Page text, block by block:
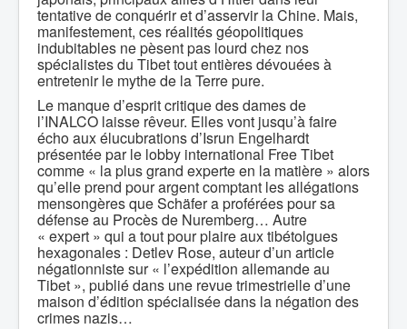
tentative de conquérir et d’asservir la Chine. Mais,
manifestement, ces réalités géopolitiques
indubitables ne pèsent pas lourd chez nos
spécialistes du Tibet tout entières dévouées à
entretenir le mythe de la Terre pure.
Le manque d’esprit critique des dames de
l’INALCO laisse rêveur. Elles vont jusqu’à faire
écho aux élucubrations d’Isrun Engelhardt
présentée par le lobby international Free Tibet
comme « la plus grand experte en la matière » alors
qu’elle prend pour argent comptant les allégations
mensongères que Schäfer a proférées pour sa
défense au Procès de Nuremberg… Autre
« expert » qui a tout pour plaire aux tibétolgues
hexagonales : Detlev Rose, auteur d’un article
négationniste sur « l’expédition allemande au
Tibet », publié dans une revue trimestrielle d’une
maison d’édition spécialisée dans la négation des
crimes nazis…